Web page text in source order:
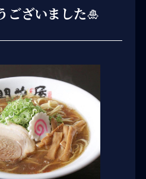
ございました🎍